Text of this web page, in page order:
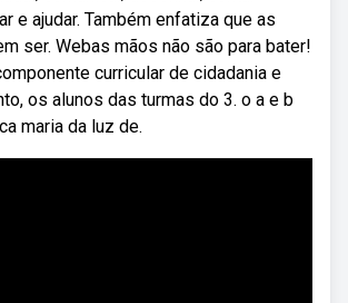
e ajudar. Também enfatiza que as
ser. Webas mãos não são para bater!
curricular de cidadania e
os alunos das turmas do 3. o a e b
maria da luz de.